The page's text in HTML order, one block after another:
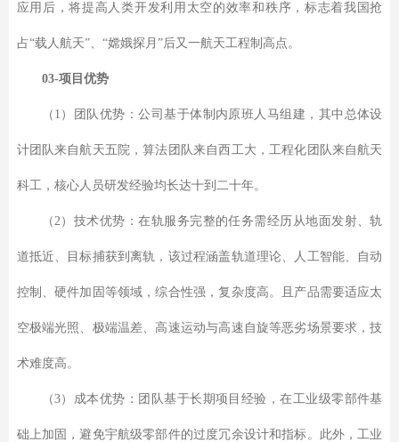
应用后，将提高人类开发利用太空的效率和秩序，标志着我国抢
占“载人航天”、“嫦娥探月”后又一航天工程制高点。
03-项目优势
（1）团队优势 ：公司基于体制内原班人马组建，其中总体设
计团队来自航天五院，算法团队来自西工大，工程化团队来自航天
科工，核心人员研发经验均长达十到二十年。
（2）技术优势 ：在轨服务完整的任务需经历从地面发射、轨
道抵近、目标捕获到离轨，该过程涵盖轨道理论、人工智能、自动
控制、硬件加固等领域，综合性强，复杂度高。且产品需要适应太
空极端光照、极端温差、高速运动与高速自旋等恶劣场景要求，技
术难度高。
（3）成本优势 ： 团队基于长期项目经验，在工业级零部件基
础上加固，避免宇航级零部件的过度冗余设计和指标。此外，工业